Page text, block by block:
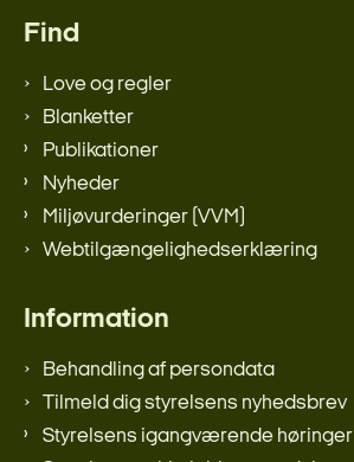
Find
Love og regler
Blanketter
Publikationer
Nyheder
Miljøvurderinger (VVM)
Webtilgængelighedserklæring
Information
Behandling af persondata
Tilmeld dig styrelsens nyhedsbrev
Styrelsens igangværende høringer